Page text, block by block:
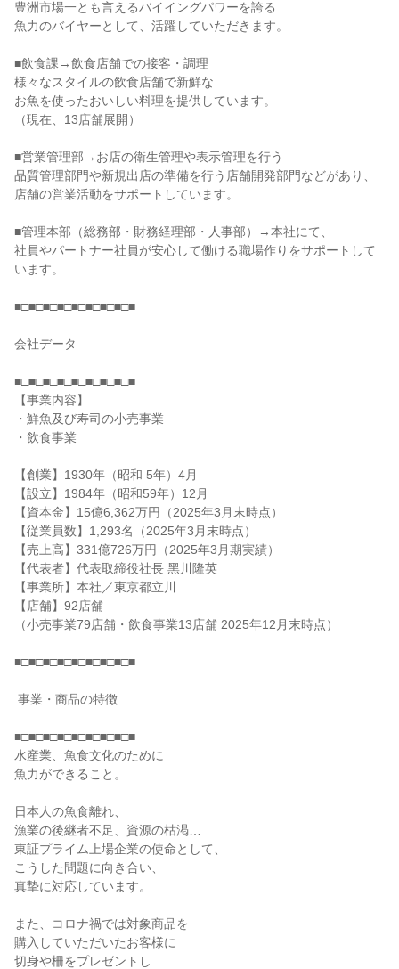
豊洲市場一とも言えるバイイングパワーを誇る
魚力のバイヤーとして、活躍していただきます。
■飲食課→飲食店舗での接客・調理
様々なスタイルの飲食店舗で新鮮な
お魚を使ったおいしい料理を提供しています。
（現在、13店舗展開）
■営業管理部→お店の衛生管理や表示管理を行う
品質管理部門や新規出店の準備を行う店舗開発部門などがあり、
店舗の営業活動をサポートしています。
■管理本部（総務部・財務経理部・人事部）→本社にて、
社員やパートナー社員が安心して働ける職場作りをサポートして
います。
■□■□■□■□■□■□■□■□■
会社データ
■□■□■□■□■□■□■□■□■
【事業内容】
・鮮魚及び寿司の小売事業
・飲食事業
【創業】1930年（昭和 5年）4月
【設立】1984年（昭和59年）12月
【資本金】15億6,362万円（2025年3月末時点）
【従業員数】1,293名（2025年3月末時点）
【売上高】331億726万円（2025年3月期実績）
【代表者】代表取締役社長 黑川隆英
【事業所】本社／東京都立川
【店舗】92店舗
（小売事業79店舗・飲食事業13店舗 2025年12月末時点）
■□■□■□■□■□■□■□■□■
■□■□■□■□■□■□■□■□■
水産業、魚食文化のために
魚力ができること。
日本人の魚食離れ、
漁業の後継者不足、資源の枯渇…
東証プライム上場企業の使命として、
こうした問題に向き合い、
真摯に対応しています。
また、コロナ禍では対象商品を
購入していただいたお客様に
切身や柵をプレゼントし